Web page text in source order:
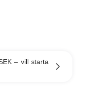
– vill starta